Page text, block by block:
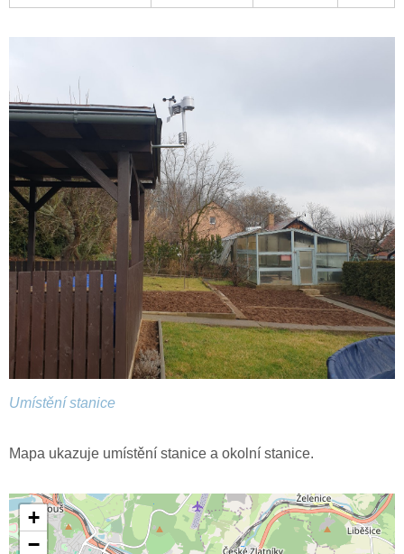
Umístění stanice
Mapa ukazuje umístění stanice a okolní stanice.
+
−